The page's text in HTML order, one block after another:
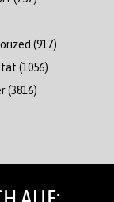
(917)
(1056)
(3816)